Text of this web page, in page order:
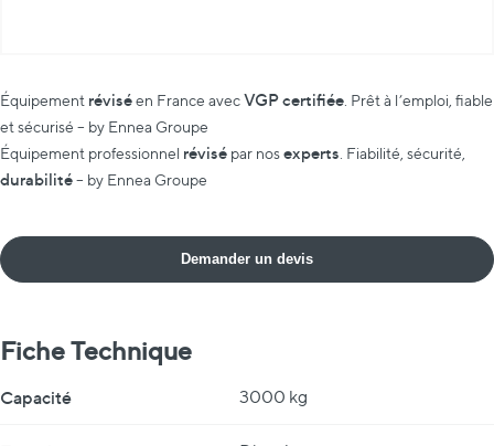
Équipement réviséen France avecVGP certifiée . Prêt à l’emploi, fiable
et sécurisé – by Ennea Groupe
Équipement professionnel révisé par nosexperts . Fiabilité, sécurité,
durabilité– by Ennea Groupe
Demander un devis
Fiche Technique
Capacité 3000 kg